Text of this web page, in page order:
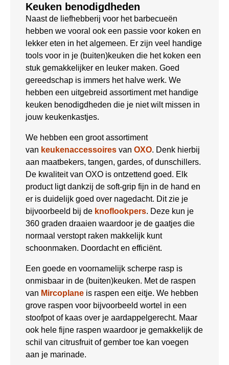
Keuken benodigdheden
Naast de liefhebberij voor het barbecueën
hebben we vooral ook een passie voor koken en
lekker eten in het algemeen. Er zijn veel handige
tools voor in je (buiten)keuken die het koken een
stuk gemakkelijker en leuker maken. Goed
gereedschap is immers het halve werk. We
hebben een uitgebreid assortiment met handige
keuken benodigdheden die je niet wilt missen in
jouw keukenkastjes.
We hebben een groot assortiment
van keukenaccessoires van OXO. Denk hierbij
aan maatbekers, tangen, gardes, of dunschillers.
De kwaliteit van OXO is ontzettend goed. Elk
product ligt dankzij de soft-grip fijn in de hand en
er is duidelijk goed over nagedacht. Dit zie je
bijvoorbeeld bij de knoflookpers. Deze kun je
360 graden draaien waardoor je de gaatjes die
normaal verstopt raken makkelijk kunt
schoonmaken. Doordacht en efficiënt.
Een goede en voornamelijk scherpe rasp is
onmisbaar in de (buiten)keuken. Met de raspen
van Mircoplane is raspen een eitje. We hebben
grove raspen voor bijvoorbeeld wortel in een
stoofpot of kaas over je aardappelgerecht. Maar
ook hele fijne raspen waardoor je gemakkelijk de
schil van citrusfruit of gember toe kan voegen
aan je marinade.